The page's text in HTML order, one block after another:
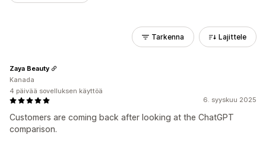
Tarkenna Lajittele
6. syyskuu 2025
Customers are coming back after looking at the ChatGPT
comparison.
Zaya Beauty
Kanada
4 päivää sovelluksen käyttöä